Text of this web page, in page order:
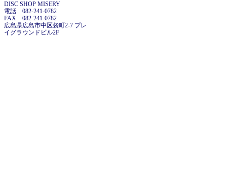
DISC SHOP MISERY
電話 082-241-0782
FAX 082-241-0782
広島県広島市中区袋町2-7 プレ
イグラウンドビル2F